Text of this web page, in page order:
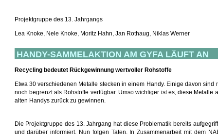
Projektgruppe des 13. Jahrgangs
Lea Knoke, Nele Knoke, Moritz Hahn, Jan Rothaug, Niklas Werner
HANDY-SAMMELAKTION AM GYFA LÄUFT AN
Recycling bedeutet Rückgewinnung wertvoller Rohstoffe
Etwa 30 verschiedenen Metalle stecken in einem Handy. Einige davon sind
noch begrenzt als Rohstoffe verfügbar. Umso wichtiger ist es, diese Metalle
alten Handys zurück zu gewinnen.
Die Projektgruppe des 13. Jahrgang hat diese Problematik bereits
und darüber informiert. Nun folgen Taten. In Zusammenarbeit mit dem